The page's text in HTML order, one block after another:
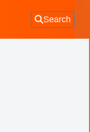
Search